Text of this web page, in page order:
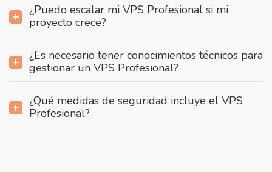
¿Puedo escalar mi VPS Profesional si mi
proyecto crece?
¿Es necesario tener conocimientos técnicos para
gestionar un VPS Profesional?
¿Qué medidas de seguridad incluye el VPS
Profesional?